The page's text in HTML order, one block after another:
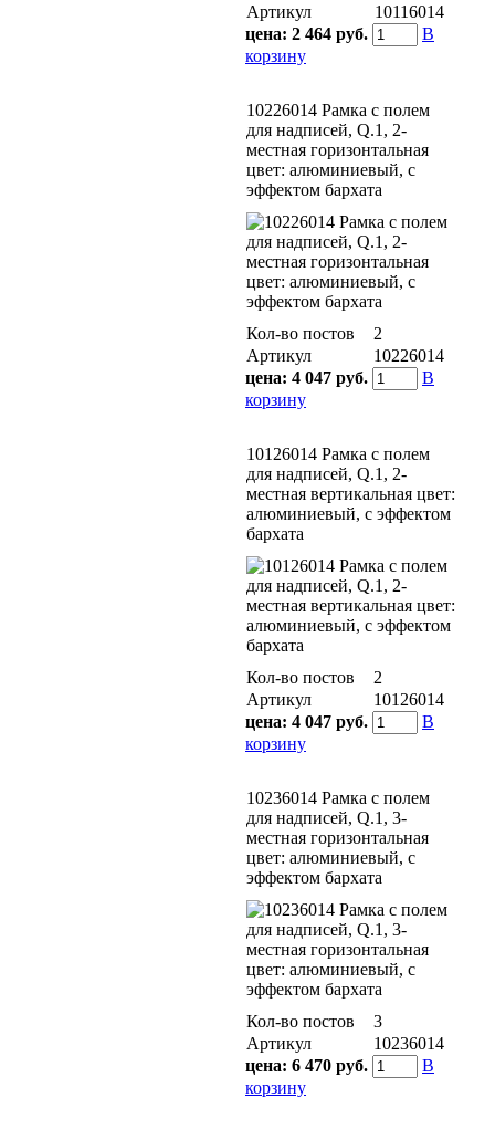
Артикул
10116014
цена: 2 464 руб.
В
корзину
10226014 Рамка с полем
для надписей, Q.1, 2-
местная горизонтальная
цвет: алюминиевый, с
эффектом бархата
Кол-во постов
2
Артикул
10226014
цена: 4 047 руб.
В
корзину
10126014 Рамка с полем
для надписей, Q.1, 2-
местная вертикальная цвет:
алюминиевый, с эффектом
бархата
Кол-во постов
2
Артикул
10126014
цена: 4 047 руб.
В
корзину
10236014 Рамка с полем
для надписей, Q.1, 3-
местная горизонтальная
цвет: алюминиевый, с
эффектом бархата
Кол-во постов
3
Артикул
10236014
цена: 6 470 руб.
В
корзину